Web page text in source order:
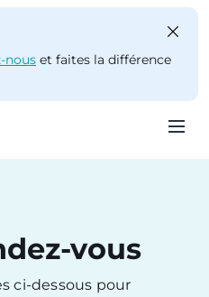
nous et faites la différence
vous
ci-dessous pour